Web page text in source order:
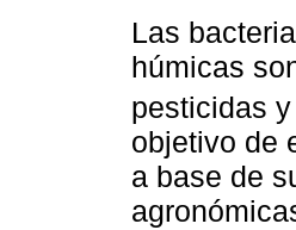
Las
húmicas
pesticidas
objetivo de
a base de